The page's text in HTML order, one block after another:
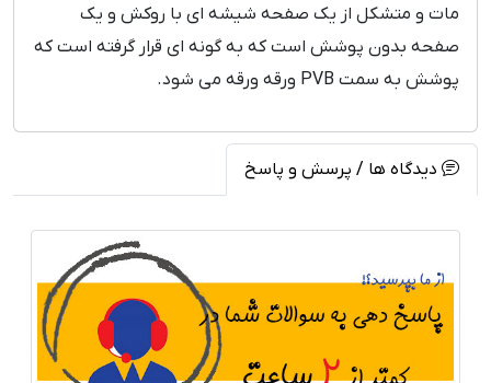
مات و متشکل از یک صفحه شیشه ای با روکش و یک
صفحه بدون پوشش است که به گونه ای قرار گرفته است که
پوشش به سمت PVB ورقه ورقه می شود.
دیدگاه ها / پرسش و پاسخ